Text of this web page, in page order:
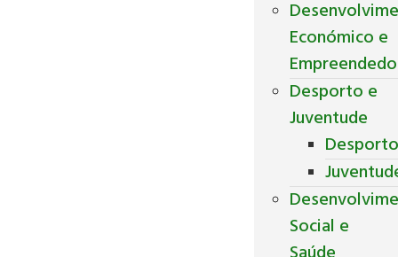
Económico e
Desporto e
Juventude
Social e